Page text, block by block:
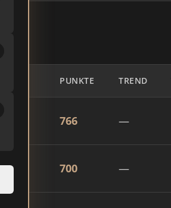
PUNKTE TREND
766 —
700 —